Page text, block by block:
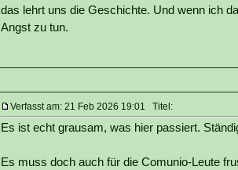
das lehrt uns die Geschichte. Und wenn ich
Angst zu tun.
Verfasst am: 21 Feb 2026 19:01 Titel:
Es ist echt grausam, was hier passiert.
Es muss doch auch für die Comunio-Leute